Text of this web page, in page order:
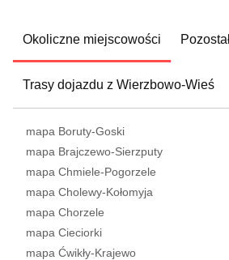
Okoliczne miejscowości
Trasy dojazdu z Wierzbowo-Wieś
mapa Boruty-Goski
mapa Brajczewo-Sierzputy
mapa Chmiele-Pogorzele
mapa Cholewy-Kołomyja
mapa Chorzele
mapa Cieciorki
mapa Ćwikły-Krajewo